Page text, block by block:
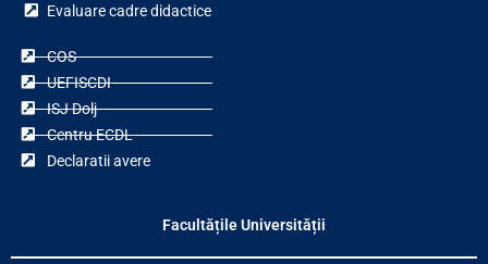
Evaluare cadre didactice
COS
UEFISCDI
ISJ Dolj
Centru ECDL
Declaratii avere
Facultățile Universității